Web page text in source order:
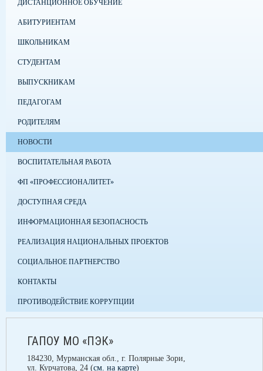
ДИСТАНЦИОННОЕ ОБУЧЕНИЕ
АБИТУРИЕНТАМ
ШКОЛЬНИКАМ
СТУДЕНТАМ
ВЫПУСКНИКАМ
ПЕДАГОГАМ
РОДИТЕЛЯМ
НОВОСТИ
ВОСПИТАТЕЛЬНАЯ РАБОТА
ФП «ПРОФЕССИОНАЛИТЕТ»
ДОСТУПНАЯ СРЕДА
ИНФОРМАЦИОННАЯ БЕЗОПАСНОСТЬ
РЕАЛИЗАЦИЯ НАЦИОНАЛЬНЫХ ПРОЕКТОВ
СОЦИАЛЬНОЕ ПАРТНЕРСТВО
КОНТАКТЫ
ПРОТИВОДЕЙСТВИЕ КОРРУПЦИИ
ГАПОУ МО «ПЭК»
184230, Мурманская обл., г. Полярные Зори,
ул. Курчатова, 24 (см. на карте)